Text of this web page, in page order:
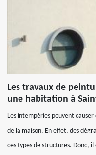
Les travaux de
une habitation à
Les intempéries peuvent
de la maison. En effet, des
ces types de structures. Donc,